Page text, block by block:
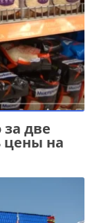
две
цены на